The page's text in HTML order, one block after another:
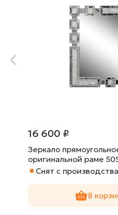
16 600 ₽
Зеркало
оригинальной раме
Снят с производства
В